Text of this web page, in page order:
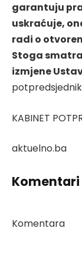
garantuju
uskraćuje,
radi o
Stoga
izmjene
potpredsjednik
KABINET
aktuelno.ba
Komentari
Komentara